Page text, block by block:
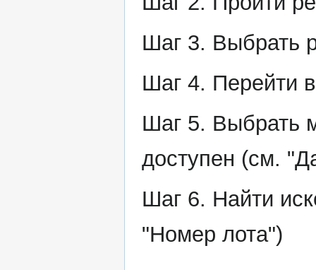
Шаг 3. Выбрать
Шаг 4. Перейти
Шаг 5. Выбрать
доступен (см.
Шаг 6. Найти
"Номер лота")